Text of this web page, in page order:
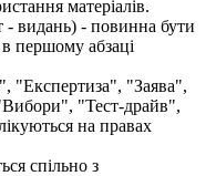
матеріалів.
- видань) - повинна бути
першому абзаці
"Експертиза", "Заява",
"Тест-драйв",
на правах
спільно з